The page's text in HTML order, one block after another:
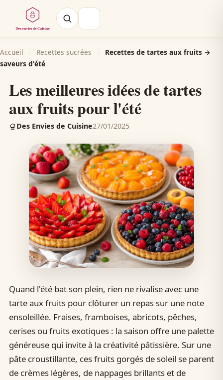
Accueil › Recettes sucrées ›
Recettes de tartes aux fruits →
saveurs d'été
Les meilleures idées de tartes
aux fruits pour l'été
Des Envies de Cuisine27/01/2025
Quand l'été bat son plein, rien ne rivalise avec une
tarte aux fruits pour clôturer un repas sur une note
ensoleillée. Fraises, framboises, abricots, pêches,
cerises ou fruits exotiques : la saison offre une palette
généreuse qui invite à la créativité pâtissière. Sur une
pâte croustillante, ces fruits gorgés de soleil se parent
de crèmes légères, de nappages brillants et de